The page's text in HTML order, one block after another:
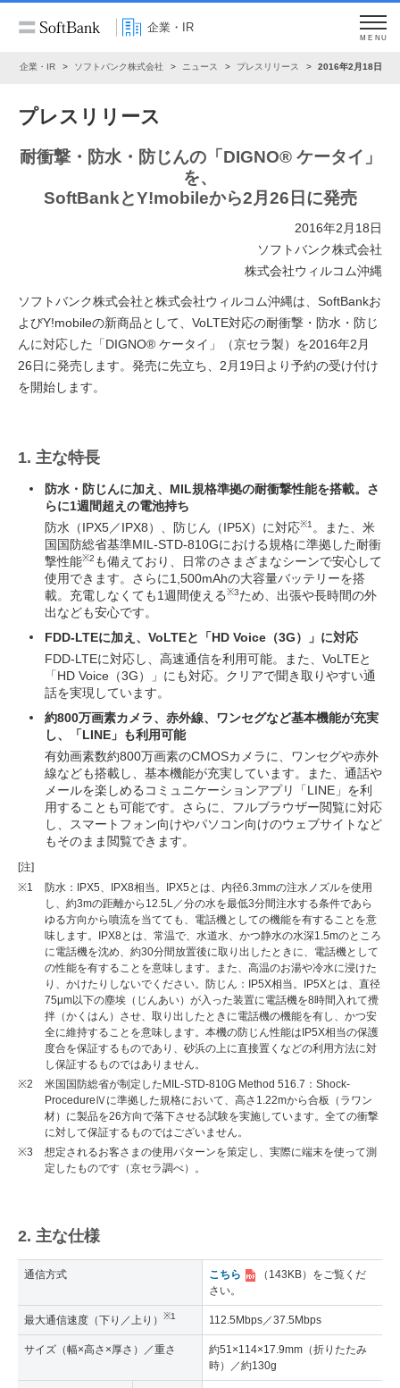
企業・IR
MENU
企業・IR ソフトバンク株式会社 ニュース プレスリリース 2016年2月18日
プレスリリース
耐衝撃・防水・防じんの「DIGNO® ケータイ」
を、
SoftBankとY!mobileから2月26日に発売
2016年2月18日
ソフトバンク株式会社
株式会社ウィルコム沖縄
ソフトバンク株式会社と株式会社ウィルコム沖縄は、SoftBankお
よびY!mobileの新商品として、VoLTE対応の耐衝撃・防水・防じ
んに対応した「DIGNO® ケータイ」（京セラ製）を2016年2月
26日に発売します。発売に先立ち、2月19日より予約の受け付け
を開始します。
1. 主な特長
防水・防じんに加え、MIL規格準拠の耐衝撃性能を搭載。さ
らに1週間超えの電池持ち
防水（IPX5／IPX8）、防じん（IP5X）に対応※1 。また、米
国国防総省基準MIL-STD-810Gにおける規格に準拠した耐衝
撃性能※2 も備えており、日常のさまざまなシーンで安心して
使用できます。さらに1,500mAhの大容量バッテリーを搭
載。充電しなくても1週間使える※3ため、出張や長時間の外
出なども安心です。
FDD-LTEに加え、VoLTEと「HD Voice（3G）」に対応
FDD-LTEに対応し、高速通信を利用可能。また、VoLTEと
「HD Voice（3G）」にも対応。クリアで聞き取りやすい通
話を実現しています。
約800万画素カメラ、赤外線、ワンセグなど基本機能が充実
し、「LINE」も利用可能
有効画素数約800万画素のCMOSカメラに、ワンセグや赤外
線なども搭載し、基本機能が充実しています。また、通話や
メールを楽しめるコミュニケーションアプリ「LINE」を利
用することも可能です。さらに、フルブラウザー閲覧に対応
し、スマートフォン向けやパソコン向けのウェブサイトなど
もそのまま閲覧できます。
[注]
※1
防水：IPX5、IPX8相当。IPX5とは、内径6.3mmの注水ノズルを使用
し、約3mの距離から12.5L／分の水を最低3分間注水する条件であら
ゆる方向から噴流を当てても、電話機としての機能を有することを意
味します。IPX8とは、常温で、水道水、かつ静水の水深1.5mのところ
に電話機を沈め、約30分間放置後に取り出したときに、電話機として
の性能を有することを意味します。また、高温のお湯や冷水に浸けた
り、かけたりしないでください。防じん：IP5X相当。IP5Xとは、直径
75µm以下の塵埃（じんあい）が入った装置に電話機を8時間入れて攪
拌（かくはん）させ、取り出したときに電話機の機能を有し、かつ安
全に維持することを意味します。本機の防じん性能はIP5X相当の保護
度合を保証するものであり、砂浜の上に直接置くなどの利用方法に対
し保証するものではありません。
※2
米国国防総省が制定したMIL-STD-810G Method 516.7：Shock-
ProcedureⅣに準拠した規格において、高さ1.22mから合板（ラワン
材）に製品を26方向で落下させる試験を実施しています。全ての衝撃
に対して保証するものではございません。
※3
想定されるお客さまの使用パターンを策定し、実際に端末を使って測
定したものです（京セラ調べ）。
2. 主な仕様
通信方式 こちら （143KB） をご覧くだ
さい。
最大通信速度（下り／上り） ※1 112.5Mbps／37.5Mbps
サイズ（幅×高さ×厚さ）／重さ
約51×114×17.9mm（折りたたみ
時）／約130g